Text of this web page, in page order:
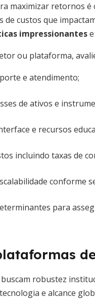
maximizar retornos
de custos que
impressionantes
ou plataforma,
e atendimento;
de ativos e
e recursos
incluindo taxas de
conforme
para
robustez
e alcance